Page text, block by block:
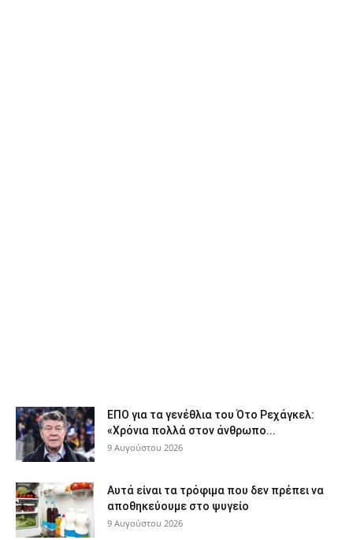
ΕΠΟ για τα γενέθλια του Ότο Ρεχάγκελ:
«Χρόνια πολλά στον άνθρωπο...
9 Αυγούστου 2026
Αυτά είναι τα τρόφιμα που δεν πρέπει να
αποθηκεύουμε στο ψυγείο
9 Αυγούστου 2026